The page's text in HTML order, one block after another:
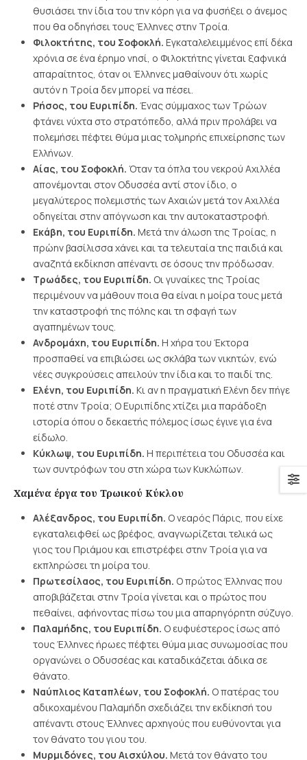
θυσιάσει την ίδια του την κόρη για να φυσήξει ο άνεμος
που θα οδηγήσει τους Έλληνες στην Τροία.
Φιλοκτήτης, του Σοφοκλή. Εγκαταλελειμμένος επί δέκα
χρόνια σε ένα έρημο νησί, ο Φιλοκτήτης γίνεται ξαφνικά
απαραίτητος, όταν οι Έλληνες μαθαίνουν ότι χωρίς
αυτόν η Τροία δεν μπορεί να πέσει.
Ρήσος, του Ευριπίδη. Ένας σύμμαχος των Τρώων
φτάνει νύχτα στο στρατόπεδο, αλλά πριν προλάβει να
πολεμήσει πέφτει θύμα μιας τολμηρής επιχείρησης των
Ελλήνων.
Αίας, του Σοφοκλή. Όταν τα όπλα του νεκρού Αχιλλέα
απονέμονται στον Οδυσσέα αντί στον ίδιο, ο
μεγαλύτερος πολεμιστής των Αχαιών μετά τον Αχιλλέα
οδηγείται στην απόγνωση και την αυτοκαταστροφή.
Εκάβη, του Ευριπίδη. Μετά την άλωση της Τροίας, η
πρώην βασίλισσα χάνει και τα τελευταία της παιδιά και
αναζητά εκδίκηση απέναντι σε όσους την πρόδωσαν.
Τρωάδες, του Ευριπίδη. Οι γυναίκες της Τροίας
περιμένουν να μάθουν ποια θα είναι η μοίρα τους μετά
την καταστροφή της πόλης και τη σφαγή των
αγαπημένων τους.
Ανδρομάχη, του Ευριπίδη. Η χήρα του Έκτορα
προσπαθεί να επιβιώσει ως σκλάβα των νικητών, ενώ
νέες συγκρούσεις απειλούν την ίδια και το παιδί της.
Ελένη, του Ευριπίδη. Κι αν η πραγματική Ελένη δεν πήγε
ποτέ στην Τροία; Ο Ευριπίδης χτίζει μια παράδοξη
ιστορία όπου ο δεκαετής πόλεμος ίσως έγινε για ένα
είδωλο.
Κύκλωψ, του Ευριπίδη. Η περιπέτεια του Οδυσσέα και
των συντρόφων του στη χώρα των Κυκλώπων.
Χαμένα έργα του Τρωικού Κύκλου
Αλέξανδρος, του Ευριπίδη. Ο νεαρός Πάρις, που είχε
εγκαταλειφθεί ως βρέφος, αναγνωρίζεται τελικά ως
γιος του Πριάμου και επιστρέφει στην Τροία για να
εκπληρώσει τη μοίρα του.
Πρωτεσίλαος, του Ευριπίδη. Ο πρώτος Έλληνας που
αποβιβάζεται στην Τροία γίνεται και ο πρώτος που
πεθαίνει, αφήνοντας πίσω του μια απαρηγόρητη σύζυγο.
Παλαμήδης, του Ευριπίδη. Ο ευφυέστερος ίσως από
τους Έλληνες ήρωες πέφτει θύμα μιας συνωμοσίας που
οργανώνει ο Οδυσσέας και καταδικάζεται άδικα σε
θάνατο.
Ναύπλιος Καταπλέων, του Σοφοκλή. O πατέρας του
αδικοχαμένου Παλαμήδη σχεδιάζει την εκδίκησή του
απέναντι στους Έλληνες αρχηγούς που ευθύνονται για
τον θάνατο του γιου του.
Μυρμιδόνες, του Αισχύλου. Μετά τον θάνατο του